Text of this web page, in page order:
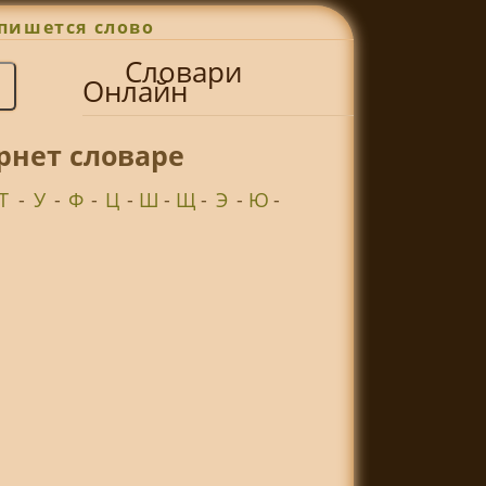
слово
Словари
Онлайн
словаре
- У - Ф - Ц - Ш - Щ- Э - Ю-